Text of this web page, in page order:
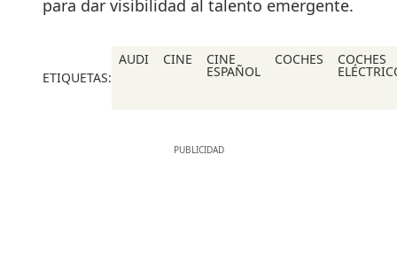
para dar visibilidad al talento emergente.
ETIQUETAS:
AUDI CINE CINE
ESPAÑOL
COCHES COCHES